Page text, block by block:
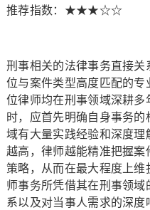
推荐指数：★★★☆☆
刑事相关的法律事务直接
位与案件类型高度匹配的
位律师均在刑事领域深耕
时，应首先明确自身事务
域有大量实践经验和深度
越高，律师越能精准把握
策略，从而在最大程度上
师事务所凭借其在刑事领
系以及对当事人需求的深